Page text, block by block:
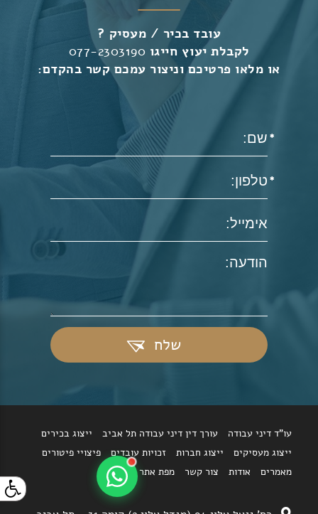
עובד בכיר / מעסיק ?
לקבלת יעוץ חייגו 077-2303190
או מלאו פרטיכם וניצור עמכם קשר בהקדם:
שלח
עו"ד דיני עבודה עורך דין דיני עבודה תל אביב
ייצוג בכירים
ייצוג מעסיקים
ייצוג חברות זכויות עובדים
פיצויי פיטורים
מאמרים
אודות צור קשר מפת אתר